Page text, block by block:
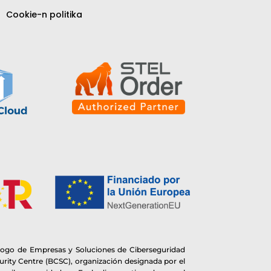
Cookie-n politika
de Empresas y Soluciones de Ciberseguridad
Centre (BCSC), organización designada por el